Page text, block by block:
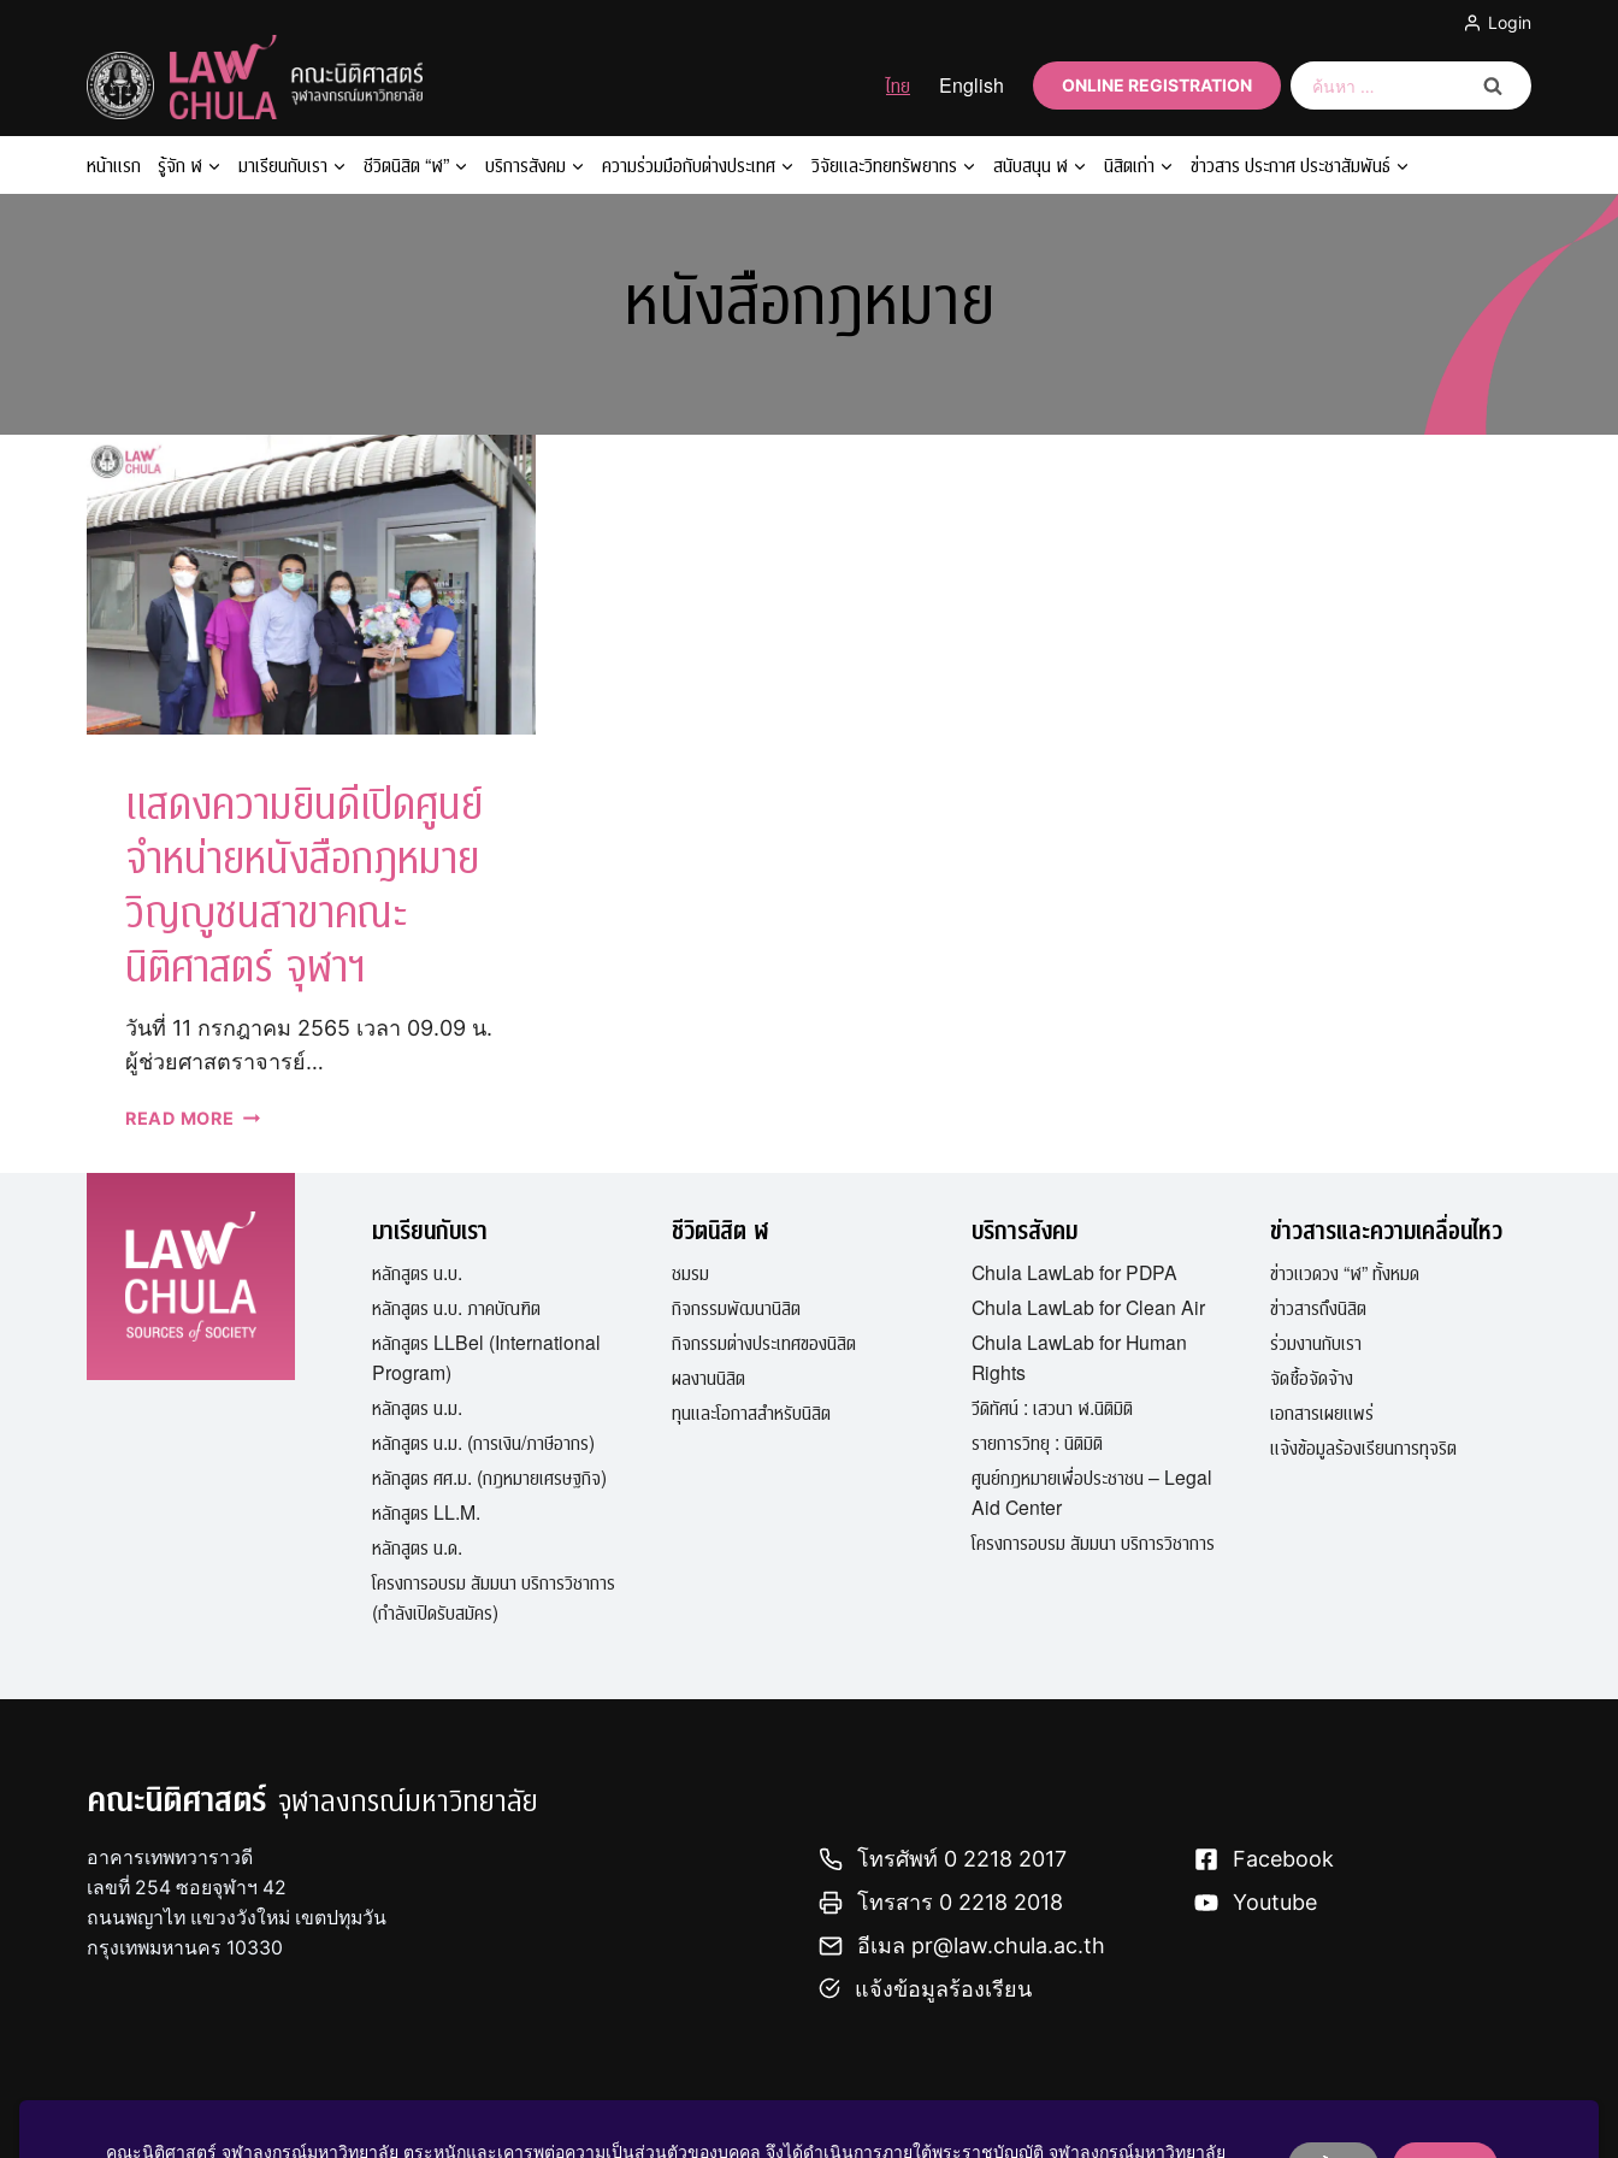
Login
ไทย English ONLINE REGISTRATION
ค้นหา
สำหรับ:
หน้าแรก รู้จัก ฬ มาเรียนกับเรา ชีวิตนิสิต “ฬ” บริการสังคม ความร่วมมือกับต่างประเทศ วิจัยและวิทยทรัพยากร สนับสนุน ฬ นิสิตเก่า ข่าวสาร ประกาศ ประชาสัมพันธ์
หนังสือกฎหมาย
แสดงความยินดีเปิดศูนย์
จำหน่ายหนังสือกฎหมาย
วิญญูชนสาขาคณะ
นิติศาสตร์ จุฬาฯ
วันที่ 11 กรกฎาคม 2565 เวลา 09.09 น.
ผู้ช่วยศาสตราจารย์…
READ MORE แสดง
ยินดี
ศูนย์
หนังสือ
กฎหมาย
วิญญูชน
มาเรียนกับเรา
หลักสูตร น.บ.
หลักสูตร น.บ. ภาคบัณฑิต
หลักสูตร LLBel (International
Program)
หลักสูตร น.ม.
หลักสูตร น.ม. (การเงิน/ภาษีอากร)
หลักสูตร ศศ.ม. (กฎหมายเศรษฐกิจ)
หลักสูตร LL.M.
หลักสูตร น.ด.
โครงการอบรม สัมมนา บริการวิชาการ
(กำลังเปิดรับสมัคร)
ชีวิตนิสิต ฬ
ชมรม
กิจกรรมพัฒนานิสิต
กิจกรรมต่างประเทศของนิสิต
ผลงานนิสิต
ทุนและโอกาสสำหรับนิสิต
บริการสังคม
Chula LawLab for PDPA
Chula LawLab for Clean Air
Chula LawLab for Human
Rights
วีดิทัศน์ : เสวนา ฬ.นิติมิติ
รายการวิทยุ : นิติมิติ
ศูนย์กฎหมายเพื่อประชาชน – Legal
Aid Center
โครงการอบรม สัมมนา บริการวิชาการ
ข่าวสารและความเคลื่อนไหว
ข่าวแวดวง “ฬ” ทั้งหมด
ข่าวสารถึงนิสิต
ร่วมงานกับเรา
จัดซื้อจัดจ้าง
เอกสารเผยแพร่
แจ้งข้อมูลร้องเรียนการทุจริต
คณะนิติศาสตร์ จุฬาลงกรณ์มหาวิทยาลัย
อาคารเทพทวาราวดี
เลขที่ 254 ซอยจุฬาฯ 42
ถนนพญาไท แขวงวังใหม่ เขตปทุมวัน
กรุงเทพมหานคร 10330
โทรศัพท์ 0 2218 2017
โทรสาร 0 2218 2018
อีเมล pr@law.chula.ac.th
แจ้งข้อมูลร้องเรียน
Facebook
Youtube
คณะนิติศาสตร์ จุฬาลงกรณ์มหาวิทยาลัย ตระหนักและเคารพต่อความเป็นส่วนตัวของบุคคล จึงได้ดำเนินการภายใต้พระราชบัญญัติ จุฬาลงกรณ์มหาวิทยาลัย